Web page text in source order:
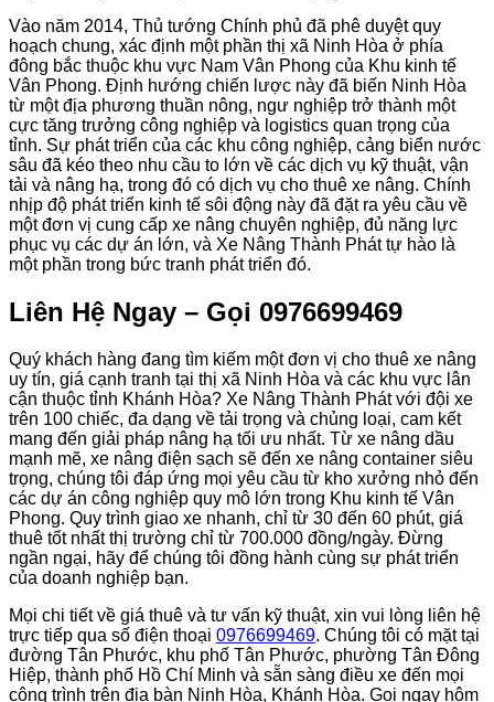
Vào năm 2014, Thủ tướng Chính phủ đã phê duyệt quy
hoạch chung, xác định một phần thị xã Ninh Hòa ở phía
đông bắc thuộc khu vực Nam Vân Phong của Khu kinh tế
Vân Phong. Định hướng chiến lược này đã biến Ninh Hòa
từ một địa phương thuần nông, ngư nghiệp trở thành một
cực tăng trưởng công nghiệp và logistics quan trọng của
tỉnh. Sự phát triển của các khu công nghiệp, cảng biển nước
sâu đã kéo theo nhu cầu to lớn về các dịch vụ kỹ thuật, vận
tải và nâng hạ, trong đó có dịch vụ cho thuê xe nâng. Chính
nhịp độ phát triển kinh tế sôi động này đã đặt ra yêu cầu về
một đơn vị cung cấp xe nâng chuyên nghiệp, đủ năng lực
phục vụ các dự án lớn, và Xe Nâng Thành Phát tự hào là
một phần trong bức tranh phát triển đó.
Liên Hệ Ngay – Gọi 0976699469
Quý khách hàng đang tìm kiếm một đơn vị cho thuê xe nâng
uy tín, giá cạnh tranh tại thị xã Ninh Hòa và các khu vực lân
cận thuộc tỉnh Khánh Hòa? Xe Nâng Thành Phát với đội xe
trên 100 chiếc, đa dạng về tải trọng và chủng loại, cam kết
mang đến giải pháp nâng hạ tối ưu nhất. Từ xe nâng dầu
mạnh mẽ, xe nâng điện sạch sẽ đến xe nâng container siêu
trọng, chúng tôi đáp ứng mọi yêu cầu từ kho xưởng nhỏ đến
các dự án công nghiệp quy mô lớn trong Khu kinh tế Vân
Phong. Quy trình giao xe nhanh, chỉ từ 30 đến 60 phút, giá
thuê tốt nhất thị trường chỉ từ 700.000 đồng/ngày. Đừng
ngần ngại, hãy để chúng tôi đồng hành cùng sự phát triển
của doanh nghiệp bạn.
Mọi chi tiết về giá thuê và tư vấn kỹ thuật, xin vui lòng liên hệ
trực tiếp qua số điện thoại 0976699469. Chúng tôi có mặt tại
đường Tân Phước, khu phố Tân Phước, phường Tân Đông
Hiệp, thành phố Hồ Chí Minh và sẵn sàng điều xe đến mọi
công trình trên địa bàn Ninh Hòa, Khánh Hòa. Gọi ngay hôm